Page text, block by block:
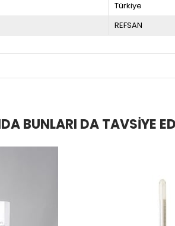
Türkiye
REFSAN
BUNLARI DA TAVSIYE